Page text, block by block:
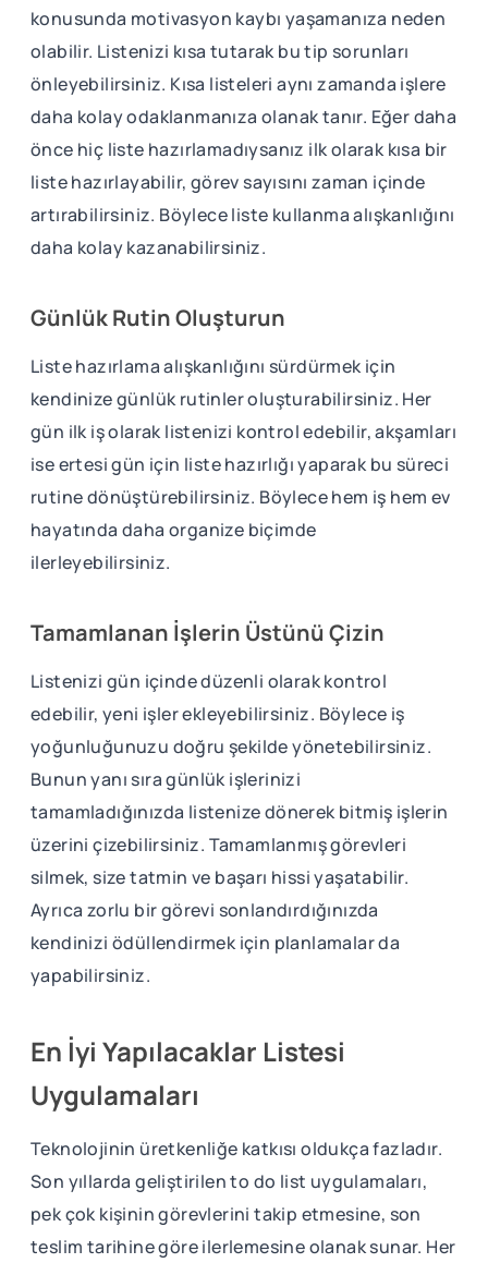
konusunda motivasyon kaybı yaşamanıza neden
olabilir. Listenizi kısa tutarak bu tip sorunları
önleyebilirsiniz. Kısa listeleri aynı zamanda işlere
daha kolay odaklanmanıza olanak tanır. Eğer daha
önce hiç liste hazırlamadıysanız ilk olarak kısa bir
liste hazırlayabilir, görev sayısını zaman içinde
artırabilirsiniz. Böylece liste kullanma alışkanlığını
daha kolay kazanabilirsiniz.
Günlük Rutin Oluşturun
Liste hazırlama alışkanlığını sürdürmek için
kendinize günlük rutinler oluşturabilirsiniz. Her
gün ilk iş olarak listenizi kontrol edebilir, akşamları
ise ertesi gün için liste hazırlığı yaparak bu süreci
rutine dönüştürebilirsiniz. Böylece hem iş hem ev
hayatında daha organize biçimde
ilerleyebilirsiniz.
Tamamlanan İşlerin Üstünü Çizin
Listenizi gün içinde düzenli olarak kontrol
edebilir, yeni işler ekleyebilirsiniz. Böylece iş
yoğunluğunuzu doğru şekilde yönetebilirsiniz.
Bunun yanı sıra günlük işlerinizi
tamamladığınızda listenize dönerek bitmiş işlerin
üzerini çizebilirsiniz. Tamamlanmış görevleri
silmek, size tatmin ve başarı hissi yaşatabilir.
Ayrıca zorlu bir görevi sonlandırdığınızda
kendinizi ödüllendirmek için planlamalar da
yapabilirsiniz.
En İyi Yapılacaklar Listesi
Uygulamaları
Teknolojinin üretkenliğe katkısı oldukça fazladır.
Son yıllarda geliştirilen to do list uygulamaları,
pek çok kişinin görevlerini takip etmesine, son
teslim tarihine göre ilerlemesine olanak sunar. Her